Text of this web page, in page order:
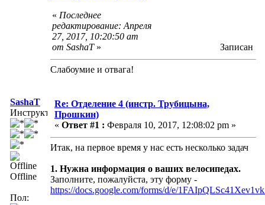
« Последнее
редактирование: Апреля
27, 2017, 10:20:50 am
от SashaT» Записан
Слабоумие и отвага!
SashaT
Инструктор
Offline
Пол:
Re: Отделение 4 (инстр. Трубицына,
Прошкин)
« Ответ #1 : Февраля 10, 2017, 12:08:02 pm »
Итак, на первое время у нас есть несколько задач
1. Нужна информация о ваших велосипедах.
Заполните, пожалуйста, эту форму -
https://docs.google.com/forms/d/e/